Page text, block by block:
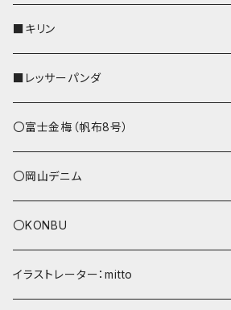
その他
リールのみ
ストラップ付
AppleWatchバンド
L字ファスナー財布
その他
■キリン
■レッサーパンダ
〇富士金梅（帆布8号）
〇岡山デニム
〇KONBU
ショルダーバッグ
イラストレーター：mitto